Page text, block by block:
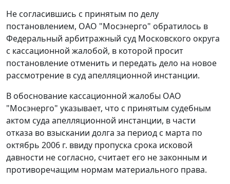
Не согласившись с принятым по делу
постановлением, ОАО "Мосэнерго" обратилось в
Федеральный арбитражный суд Московского округа
с кассационной жалобой, в которой просит
постановление отменить и передать дело на новое
рассмотрение в суд апелляционной инстанции.
В обоснование кассационной жалобы ОАО
"Мосэнерго" указывает, что с принятым судебным
актом суда апелляционной инстанции, в части
отказа во взыскании долга за период с марта по
октябрь 2006 г. ввиду пропуска срока исковой
давности не согласно, считает его не законным и
противоречащим нормам материального права.